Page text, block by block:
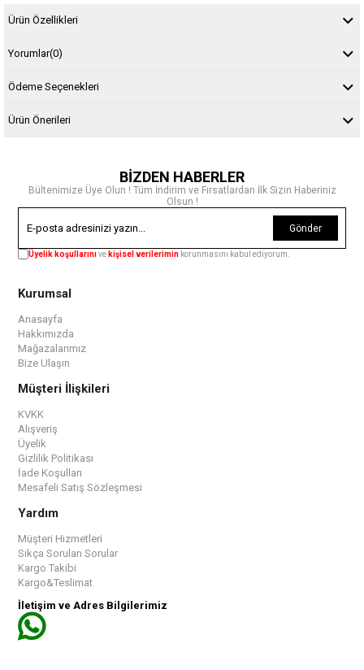
Ürün Özellikleri
Yorumlar(0)
Ödeme Seçenekleri
Ürün Önerileri
BİZDEN HABERLER
Bültenimize Üye Olun ! Tüm İndirim ve Fırsatlardan İlk Sizin Haberiniz
Olsun !
Gönder
Üyelik koşullarınıve kişisel verilerimin korunmasını kabul ediyorum.
Kurumsal
Anasayfa
Hakkımızda
Mağazalarımız
Bize Ulaşın
Müşteri İlişkileri
KVKK
Alışveriş
Üyelik
Gizlilik Politikası
İade Koşulları
Mesafeli Satış Sözleşmesi
Yardım
Müşteri Hizmetleri
Sıkça Sorulan Sorular
Kargo Takibi
Kargo&Teslimat
İletişim ve Adres Bilgilerimiz